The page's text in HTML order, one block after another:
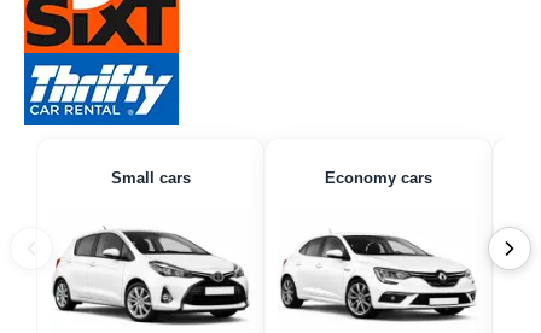
Small cars Economy cars